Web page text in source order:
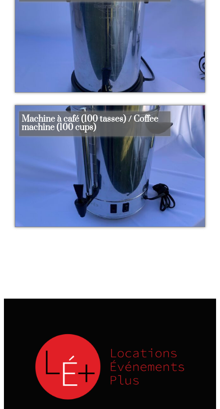
Machine à café (100 tasses) / Coffee
machine (100 cups)